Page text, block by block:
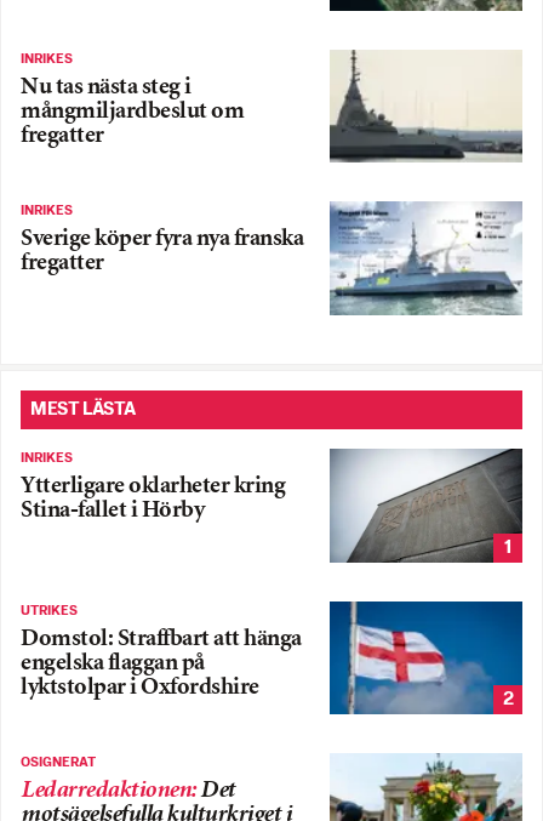
INRIKES
Nu tas nästa steg i
mångmiljardbeslut om
fregatter
INRIKES
Sverige köper fyra nya franska
fregatter
MEST LÄSTA
INRIKES
Ytterligare oklarheter kring
Stina-fallet i Hörby
1
UTRIKES
Domstol: Straffbart att hänga
engelska flaggan på
lyktstolpar i Oxfordshire
2
OSIGNERAT
Ledarredaktionen:Det
motsägelsefulla kulturkriget i